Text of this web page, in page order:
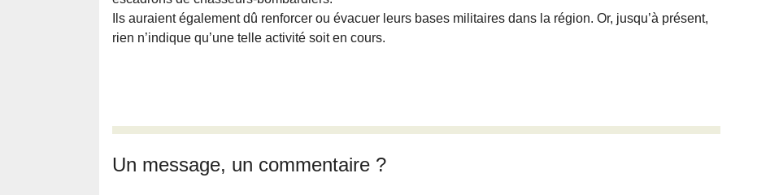
Ils auraient également dû renforcer ou évacuer leurs bases militaires dans la région. Or, jusqu’à présent,
rien n’indique qu’une telle activité soit en cours.
Un message, un commentaire ?